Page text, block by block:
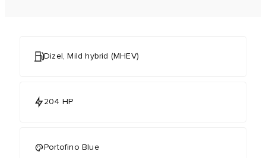
Dizel, Mild hybrid (MHEV)
204 HP
Portofino Blue